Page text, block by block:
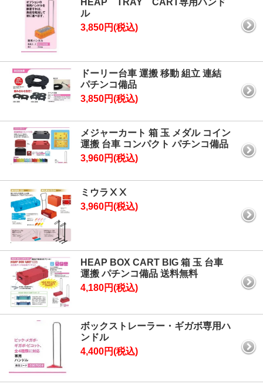
HEAP TRAY CART専用ハンド
ル
3,850円(税込)
ドーリー台車 運搬 移動 組立 連結
パチンコ備品
3,850円(税込)
メジャーカート 箱 玉 メダル コイン
運搬 台車 コンパクト パチンコ備品
3,960円(税込)
ミウラⅩⅩ
3,960円(税込)
HEAP BOX CART BIG 箱 玉 台車
運搬 パチンコ備品 送料無料
4,180円(税込)
ボックストレーラー・ギガボ専用ハ
ンドル
4,400円(税込)